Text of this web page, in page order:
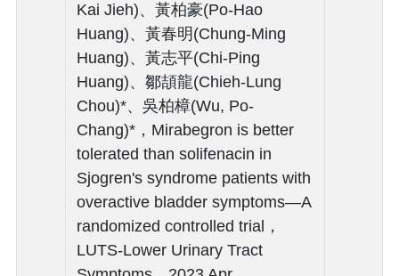
Kai Jieh)、黃柏豪(Po-Hao
Huang)、黃春明(Chung-Ming
Huang)、黃志平(Chi-Ping
Huang)、鄒頡龍(Chieh-Lung
Chou)*、吳柏樟(Wu, Po-
Chang)*，Mirabegron is better
tolerated than solifenacin in
Sjogren's syndrome patients with
overactive bladder symptoms—A
randomized controlled trial，
LUTS-Lower Urinary Tract